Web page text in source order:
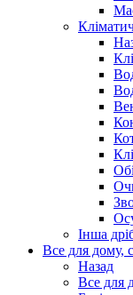
Інша
Все для дому,
Назад
Все для